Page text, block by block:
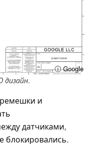
ⓘ Google
дизайн.
и
датчиками,
блокировались.